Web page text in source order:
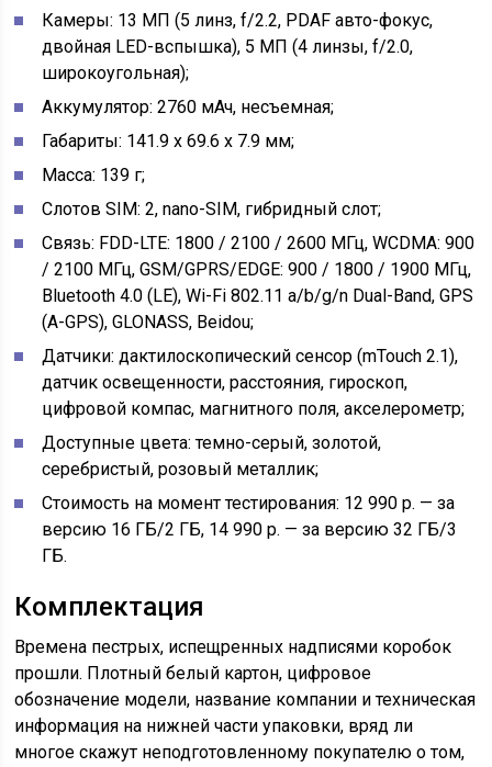
Камеры: 13 МП (5 линз, f/2.2, PDAF авто-фокус,
двойная LED-вспышка), 5 МП (4 линзы, f/2.0,
широкоугольная);
Аккумулятор: 2760 мАч, несъемная;
Габариты: 141.9 х 69.6 х 7.9 мм;
Масса: 139 г;
Слотов SIM: 2, nano-SIM, гибридный слот;
Связь: FDD-LTE: 1800 / 2100 / 2600 МГц, WCDMA: 900
/ 2100 МГц, GSM/GPRS/EDGE: 900 / 1800 / 1900 МГц,
Bluetooth 4.0 (LE), Wi-Fi 802.11 a/b/g/n Dual-Band, GPS
(A-GPS), GLONASS, Beidou;
Датчики: дактилоскопический сенсор (mTouch 2.1),
датчик освещенности, расстояния, гироскоп,
цифровой компас, магнитного поля, акселерометр;
Доступные цвета: темно-серый, золотой,
серебристый, розовый металлик;
Стоимость на момент тестирования: 12 990 р. — за
версию 16 ГБ/2 ГБ, 14 990 р. — за версию 32 ГБ/3
ГБ.
Комплектация
Времена пестрых, испещренных надписями коробок
прошли. Плотный белый картон, цифровое
обозначение модели, название компании и техническая
информация на нижней части упаковки, вряд ли
многое скажут неподготовленному покупателю о том,